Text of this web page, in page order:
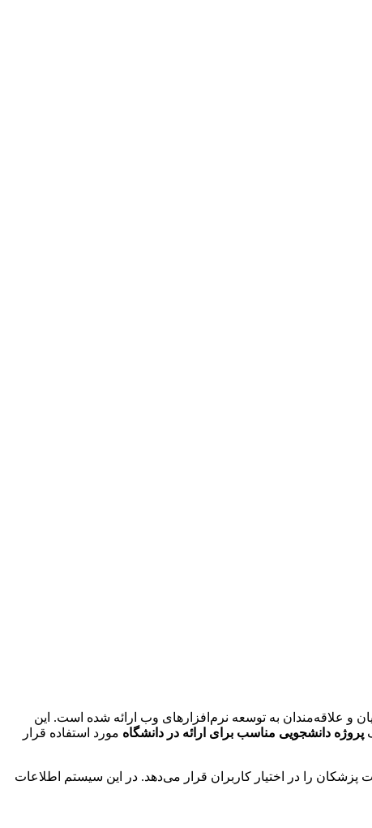
و علاقه‌مندان به توسعه نرم‌افزارهای وب ارائه شده است. این
پروژه دانشجویی مناسب برای ارائه در دانشگاه مورد استفاده قرار
را در اختیار کاربران قرار می‌دهد. در این سیستم اطلاعات